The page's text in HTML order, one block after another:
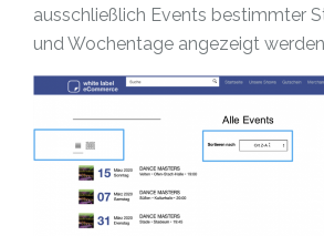
ausschließlich Events bestimmter
und Wochentage angezeigt